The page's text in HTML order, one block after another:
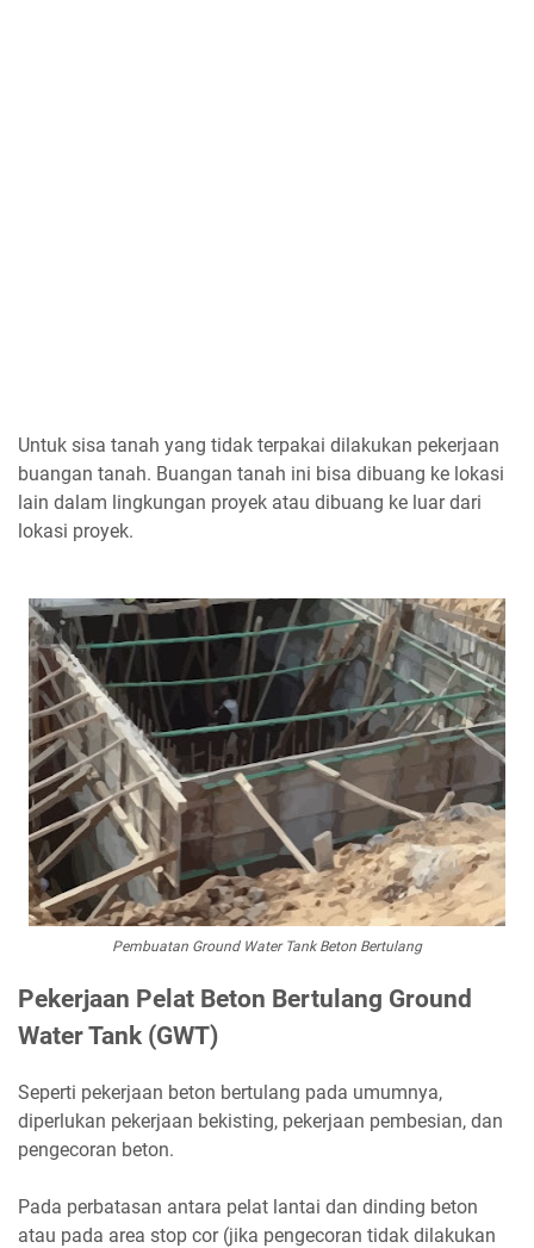
Untuk sisa tanah yang tidak terpakai dilakukan pekerjaan
buangan tanah. Buangan tanah ini bisa dibuang ke lokasi
lain dalam lingkungan proyek atau dibuang ke luar dari
lokasi proyek.
Pembuatan Ground Water Tank Beton Bertulang
Pekerjaan Pelat Beton Bertulang Ground
Water Tank (GWT)
Seperti pekerjaan beton bertulang pada umumnya,
diperlukan pekerjaan bekisting, pekerjaan pembesian, dan
pengecoran beton.
Pada perbatasan antara pelat lantai dan dinding beton
atau pada area stop cor (jika pengecoran tidak dilakukan